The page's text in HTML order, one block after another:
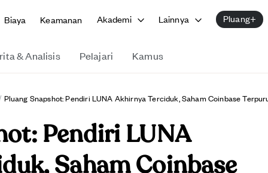
Biaya Keamanan Akademi Lainnya Pluang+
& Analisis Pelajari Kamus
Pluang Snapshot: Pendiri LUNA Akhirnya Terciduk, Saham Coinbase
Pendiri LUNA
Saham Coinbase